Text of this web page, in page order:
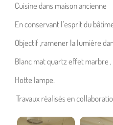
Cuisine dans maison ancienne
En conservant l’esprit du
Objectif ,ramener la lumière
Blanc mat quartz effet marbre ,
Hotte lampe.
Travaux réalisés en